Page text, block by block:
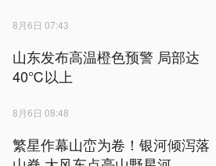
8月6日 07:43
山东发布高温橙色预警 局部达
40℃以上
8月6日 08:48
繁星作幕山峦为卷！银河倾泻落